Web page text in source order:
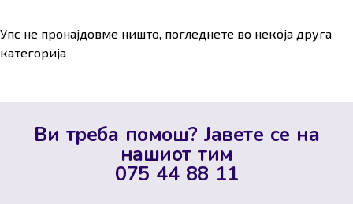
Упс не пронајдовме ништо, погледнете во некоја друга
категорија
Ви треба помош? Јавете се на
нашиот тим
075 44 88 11